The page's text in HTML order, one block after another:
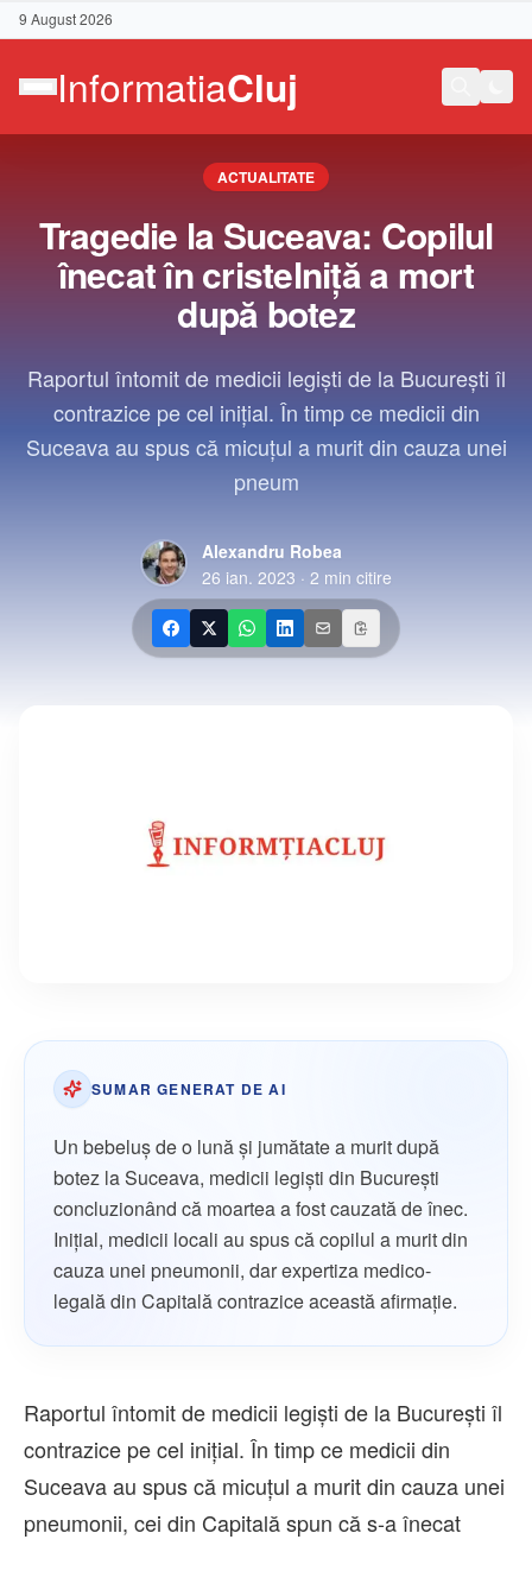
9 August 2026
ACTUALITATE
Tragedie la Suceava: Copilul
înecat în cristelniță a mort
după botez
Raportul întomit de medicii legiști de la București îl
contrazice pe cel inițial. În timp ce medicii din
Suceava au spus că micuțul a murit din cauza unei
pneum
Alexandru Robea
26 ian. 2023 · 2 min citire
SUMAR GENERAT DE AI
Un bebeluș de o lună și jumătate a murit după
botez la Suceava, medicii legiști din București
concluzionând că moartea a fost cauzată de înec.
Inițial, medicii locali au spus că copilul a murit din
cauza unei pneumonii, dar expertiza medico-
legală din Capitală contrazice această afirmație.
Raportul întomit de medicii legiști de la București îl
contrazice pe cel inițial. În timp ce medicii din
Suceava au spus că micuțul a murit din cauza unei
pneumonii, cei din Capitală spun că s-a înecat